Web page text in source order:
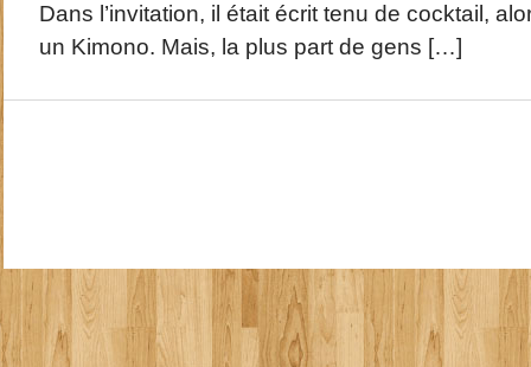
Dans l’invitation, il était écrit tenu de cocktail,
un Kimono. Mais, la plus part de gens […]